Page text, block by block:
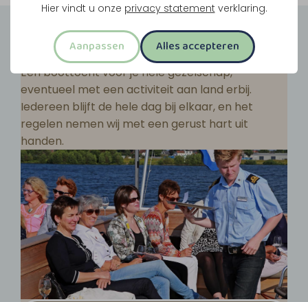
Hier vindt u onze privacy statement verklaring.
Aanpassen Alles accepteren
Groepsuitjes
Een boottocht voor je hele gezelschap,
eventueel met een activiteit aan land erbij.
Iedereen blijft de hele dag bij elkaar, en het
regelen nemen wij met een gerust hart uit
handen.